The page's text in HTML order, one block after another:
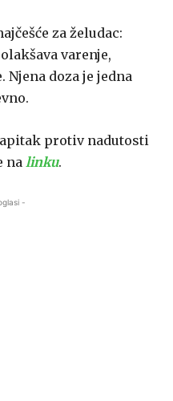
za želudac:
varenje,
Njena doza je jedna
protiv nadutosti
na linku.
-